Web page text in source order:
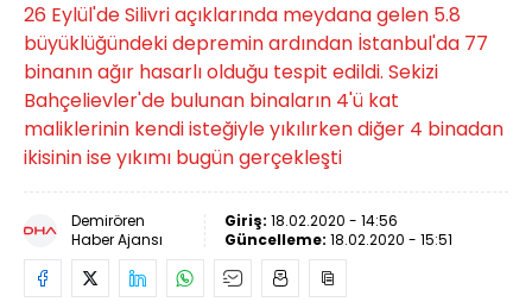
26 Eylül'de Silivri açıklarında meydana gelen 5.8
büyüklüğündeki depremin ardından İstanbul'da 77
binanın ağır hasarlı olduğu tespit edildi. Sekizi
Bahçelievler'de bulunan binaların 4'ü kat
maliklerinin kendi isteğiyle yıkılırken diğer 4 binadan
ikisinin ise yıkımı bugün gerçekleşti
Demirören
Haber Ajansı
Giriş: 18.02.2020 - 14:56
Güncelleme: 18.02.2020 - 15:51